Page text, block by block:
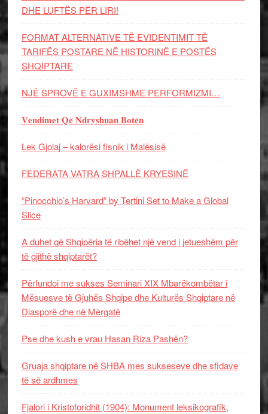
DHE LUFTЁS PЁR LIRI!
FORMAT ALTERNATIVE TË EVIDENTIMIT TË
TARIFËS POSTARE NË HISTORINË E POSTËS
SHQIPTARE
NJË SPROVË E GUXIMSHME PERFORMIZMI…
𝐕𝐞𝐧𝐝𝐢𝐦𝐞𝐭 𝐐𝐞̈ 𝐍𝐝𝐫𝐲𝐬𝐡𝐮𝐚𝐧 𝐁𝐨𝐭𝐞̈𝐧
Lek Gjolaj – kalorësi fisnik i Malësisë
FEDERATA VATRA SHPALLË KRYESINË
“Pinocchio’s Harvard” by Tertini Set to Make a Global
Slice
A duhet që Shqipëria të ribëhet një vend i jetueshëm për
të gjithë shqiptarët?
Përfundoi me sukses Seminari XIX Mbarëkombëtar i
Mësuesve të Gjuhës Shqipe dhe Kulturës Shqiptare në
Diasporë dhe në Mërgatë
Pse dhe kush e vrau Hasan Riza Pashën?
Gruaja shqiptare në SHBA mes sukseseve dhe sfidave
të së ardhmes
Fjalori i Kristoforidhit (1904): Monument leksikografik,